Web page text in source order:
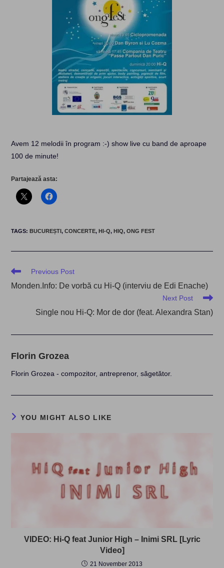
Avem 12 melodii în program :-) show live cu band de aproape
100 de minute!
Partajează asta:
TAGS:BUCUREȘTI, CONCERTE, HI-Q, HIQ, ONG FEST
Read
articles
Previous Post
Monden.Info: De vorbă cu Hi-Q (interviu de Edi Enache)
Next Post
Single nou Hi-Q: Mor de dor (feat. Alexandra Stan)
Florin Grozea
Florin Grozea - compozitor, antreprenor, săgetător.
YOU MIGHT ALSO LIKE
VIDEO: Hi-Q feat Junior High – Inimi SRL [Lyric
Video]
21 November 2013